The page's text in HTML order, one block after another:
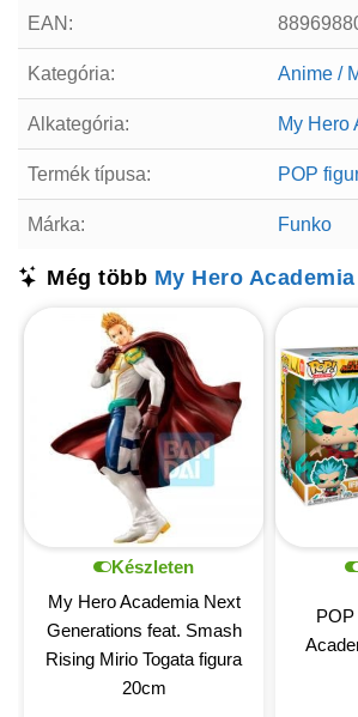
EAN:
Kategória: Anime /
Alkategória: My Hero
Termék típusa: POP
Márka: Funko
Még több My Hero Academia
Készleten
My Hero Academia Next
Generations feat. Smash
Rising Mirio Togata figura
20cm